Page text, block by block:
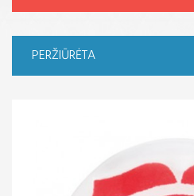
PERŽIŪRĖTA